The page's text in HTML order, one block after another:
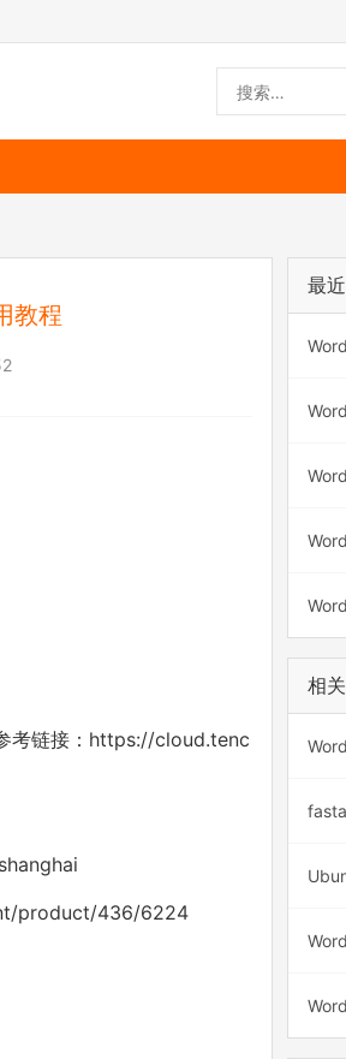
教程
考链接：https://cloud.tenc
product/436/6224
最
相